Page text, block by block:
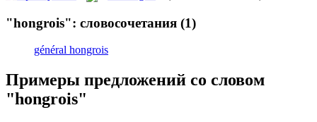
"hongrois": словосочетания (1)
général hongrois
Примеры предложений со словом
"hongrois"